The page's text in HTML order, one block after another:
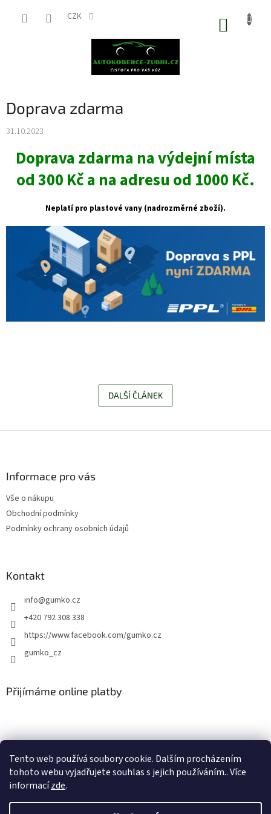
Tento web používá soubory cookie. Dalším procházením
tohoto webu vyjadřujete souhlas s jejich používáním.. Více
informacízde.
CZK
Doprava zdarma
31.10.2023
Doprava zdarma na výdejní místa
od 300 Kč a na adresu od 1000 Kč.
Neplatí pro plastové vany (nadrozměrné zboží).
DALŠÍ ČLÁNEK
Informace pro vás
Vše o nákupu
Obchodní podmínky
Podmínky ochrany osobních údajů
Kontakt
info@gumko.cz
+420 792 308 338
https://www.facebook.com/gumko.cz
gumko_cz
Přijímáme online platby
Vytvořil Shoptet